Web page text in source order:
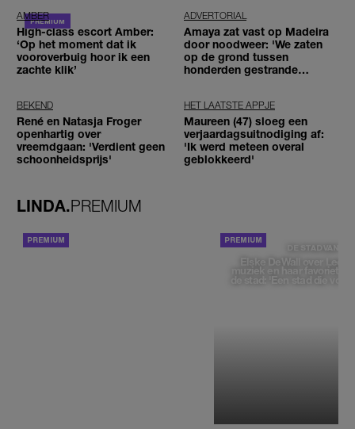
AMBER
High-class escort Amber:
‘Op het moment dat ik
vooroverbuig hoor ik een
zachte klik’
ADVERTORIAL
Amaya zat vast op Madeira
door noodweer: 'We zaten
op de grond tussen
honderden gestrande
BEKEND
René en Natasja Froger
openhartig over
vreemdgaan: 'Verdient geen
schoonheidsprijs'
HET LAATSTE APPJE
Maureen (47) sloeg een
verjaardagsuitnodiging af:
'Ik werd meteen overal
geblokkeerd'
LINDA.PREMIUM
DE STAD VAN
Elske DeWall over
muziek en haar favoriete
de stad: 'Een stad die